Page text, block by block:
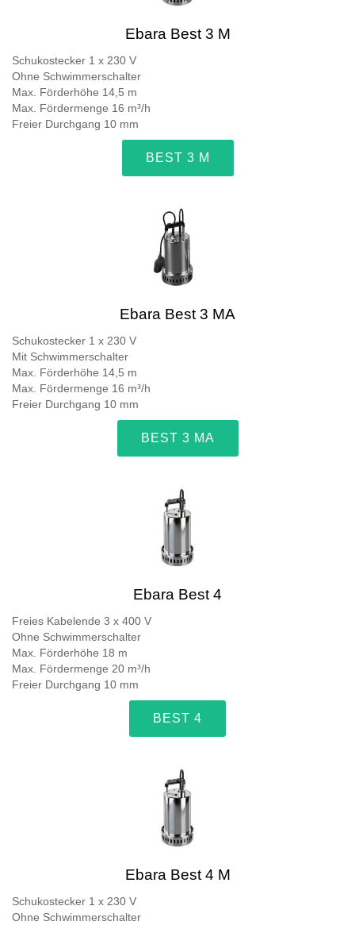
Ebara Best 3 M
Schukostecker 1 x 230 V
Ohne Schwimmerschalter
Max. Förderhöhe 14,5 m
Max. Fördermenge 16 m³/h
Freier Durchgang 10 mm
BEST 3 M
Ebara Best 3 MA
Schukostecker 1 x 230 V
Mit Schwimmerschalter
Max. Förderhöhe 14,5 m
Max. Fördermenge 16 m³/h
Freier Durchgang 10 mm
BEST 3 MA
Ebara Best 4
Freies Kabelende 3 x 400 V
Ohne Schwimmerschalter
Max. Förderhöhe 18 m
Max. Fördermenge 20 m³/h
Freier Durchgang 10 mm
BEST 4
Ebara Best 4 M
Schukostecker 1 x 230 V
Ohne Schwimmerschalter